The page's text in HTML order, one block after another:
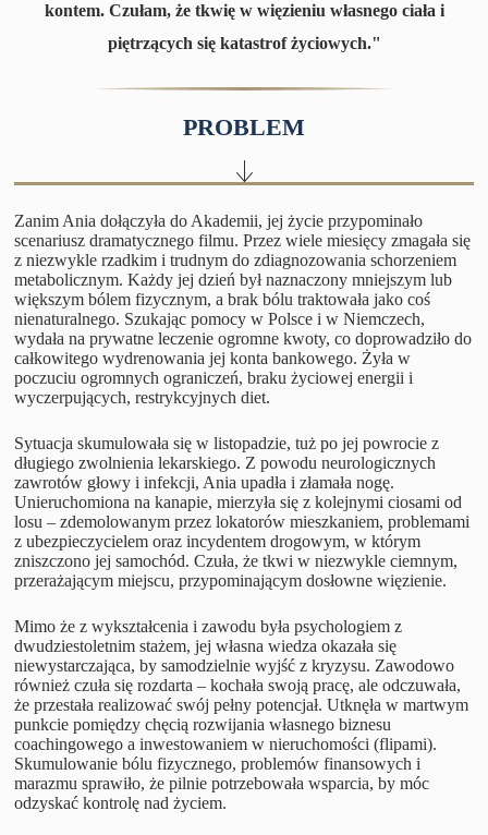
kontem. Czułam, że tkwię w więzieniu własnego ciała i
piętrzących się katastrof życiowych."
PROBLEM
Zanim Ania dołączyła do Akademii, jej życie przypominało
scenariusz dramatycznego filmu. Przez wiele miesięcy zmagała się
z niezwykle rzadkim i trudnym do zdiagnozowania schorzeniem
metabolicznym. Każdy jej dzień był naznaczony mniejszym lub
większym bólem fizycznym, a brak bólu traktowała jako coś
nienaturalnego. Szukając pomocy w Polsce i w Niemczech,
wydała na prywatne leczenie ogromne kwoty, co doprowadziło do
całkowitego wydrenowania jej konta bankowego. Żyła w
poczuciu ogromnych ograniczeń, braku życiowej energii i
wyczerpujących, restrykcyjnych diet.
Sytuacja skumulowała się w listopadzie, tuż po jej powrocie z
długiego zwolnienia lekarskiego. Z powodu neurologicznych
zawrotów głowy i infekcji, Ania upadła i złamała nogę.
Unieruchomiona na kanapie, mierzyła się z kolejnymi ciosami od
losu – zdemolowanym przez lokatorów mieszkaniem, problemami
z ubezpieczycielem oraz incydentem drogowym, w którym
zniszczono jej samochód. Czuła, że tkwi w niezwykle ciemnym,
przerażającym miejscu, przypominającym dosłowne więzienie.
Mimo że z wykształcenia i zawodu była psychologiem z
dwudziestoletnim stażem, jej własna wiedza okazała się
niewystarczająca, by samodzielnie wyjść z kryzysu. Zawodowo
również czuła się rozdarta – kochała swoją pracę, ale odczuwała,
że przestała realizować swój pełny potencjał. Utknęła w martwym
punkcie pomiędzy chęcią rozwijania własnego biznesu
coachingowego a inwestowaniem w nieruchomości (flipami).
Skumulowanie bólu fizycznego, problemów finansowych i
marazmu sprawiło, że pilnie potrzebowała wsparcia, by móc
odzyskać kontrolę nad życiem.